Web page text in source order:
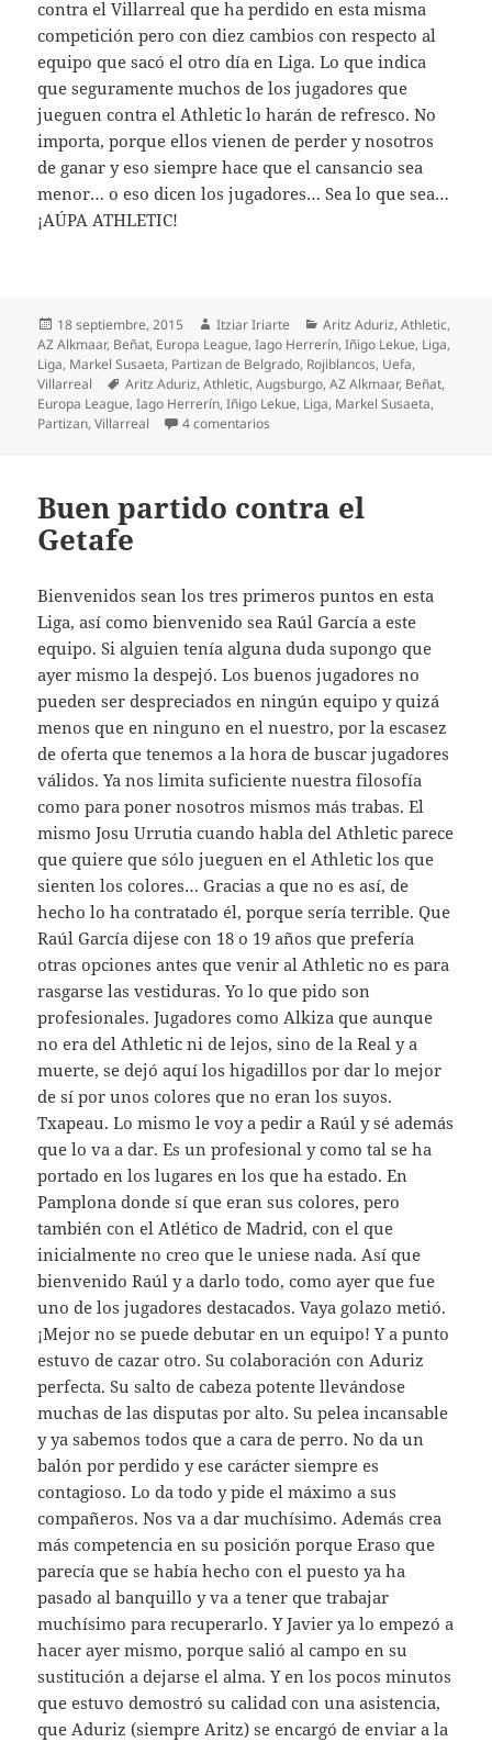
contra el Villarreal que ha perdido en esta misma
competición pero con diez cambios con respecto al
equipo que sacó el otro día en Liga. Lo que indica
que seguramente muchos de los jugadores que
jueguen contra el Athletic lo harán de refresco. No
importa, porque ellos vienen de perder y nosotros
de ganar y eso siempre hace que el cansancio sea
menor… o eso dicen los jugadores… Sea lo que sea…
¡AÚPA ATHLETIC!
Publicado
el
18 septiembre, 2015 Autor
Itziar Iriarte Categorías
Aritz Aduriz,Athletic,
AZ Alkmaar, Beñat, Europa League,Iago Herrerín,Iñigo Lekue, Liga,
Liga, Markel Susaeta, Partizan de Belgrado, Rojiblancos, Uefa,
Villarreal
Etiquetas
Aritz Aduriz,Athletic,Augsburgo,AZ Alkmaar, Beñat,
Europa League,Iago Herrerín,Iñigo Lekue, Liga, Markel Susaeta,
Partizan,Villarreal 4 comentarios
Buen partido contra el
Getafe
Bienvenidos sean los tres primeros puntos en esta
Liga, así como bienvenido sea Raúl García a este
equipo. Si alguien tenía alguna duda supongo que
ayer mismo la despejó. Los buenos jugadores no
pueden ser despreciados en ningún equipo y quizá
menos que en ninguno en el nuestro, por la escasez
de oferta que tenemos a la hora de buscar jugadores
válidos. Ya nos limita suficiente nuestra filosofía
como para poner nosotros mismos más trabas. El
mismo Josu Urrutia cuando habla del Athletic parece
que quiere que sólo jueguen en el Athletic los que
sienten los colores… Gracias a que no es así, de
hecho lo ha contratado él, porque sería terrible. Que
Raúl García dijese con 18 o 19 años que prefería
otras opciones antes que venir al Athletic no es para
rasgarse las vestiduras. Yo lo que pido son
profesionales. Jugadores como Alkiza que aunque
no era del Athletic ni de lejos, sino de la Real y a
muerte, se dejó aquí los higadillos por dar lo mejor
de sí por unos colores que no eran los suyos.
Txapeau. Lo mismo le voy a pedir a Raúl y sé además
que lo va a dar. Es un profesional y como tal se ha
portado en los lugares en los que ha estado. En
Pamplona donde sí que eran sus colores, pero
también con el Atlético de Madrid, con el que
inicialmente no creo que le uniese nada. Así que
bienvenido Raúl y a darlo todo, como ayer que fue
uno de los jugadores destacados. Vaya golazo metió.
¡Mejor no se puede debutar en un equipo! Y a punto
estuvo de cazar otro. Su colaboración con Aduriz
perfecta. Su salto de cabeza potente llevándose
muchas de las disputas por alto. Su pelea incansable
y ya sabemos todos que a cara de perro. No da un
balón por perdido y ese carácter siempre es
contagioso. Lo da todo y pide el máximo a sus
compañeros. Nos va a dar muchísimo. Además crea
más competencia en su posición porque Eraso que
parecía que se había hecho con el puesto ya ha
pasado al banquillo y va a tener que trabajar
muchísimo para recuperarlo. Y Javier ya lo empezó a
hacer ayer mismo, porque salió al campo en su
sustitución a dejarse el alma. Y en los pocos minutos
que estuvo demostró su calidad con una asistencia,
que Aduriz (siempre Aritz) se encargó de enviar a la